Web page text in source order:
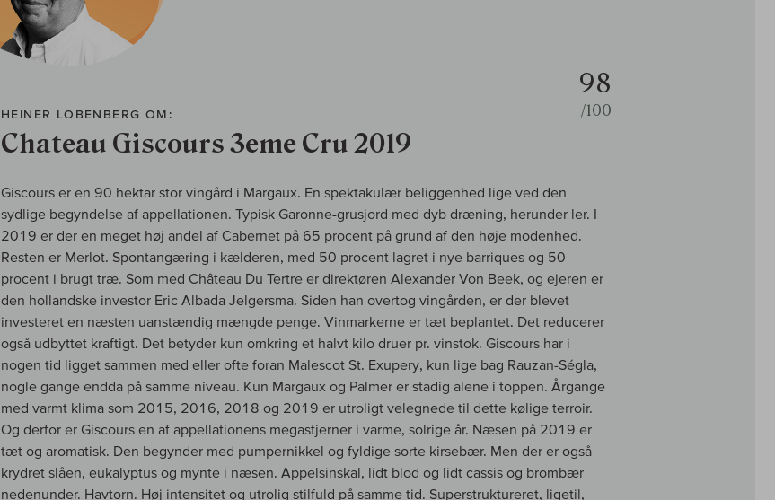
HEINER LOBENBERG OM:
Chateau Giscours 3eme Cru 2019
98
/100
Giscours er en 90 hektar stor vingård i Margaux. En spektakulær beliggenhed lige ved den
sydlige begyndelse af appellationen. Typisk Garonne-grusjord med dyb dræning, herunder ler. I
2019 er der en meget høj andel af Cabernet på 65 procent på grund af den høje modenhed.
Resten er Merlot. Spontangæring i kælderen, med 50 procent lagret i nye barriques og 50
procent i brugt træ. Som med Château Du Tertre er direktøren Alexander Von Beek, og ejeren er
den hollandske investor Eric Albada Jelgersma. Siden han overtog vingården, er der blevet
investeret en næsten uanstændig mængde penge. Vinmarkerne er tæt beplantet. Det reducerer
også udbyttet kraftigt. Det betyder kun omkring et halvt kilo druer pr. vinstok. Giscours har i
nogen tid ligget sammen med eller ofte foran Malescot St. Exupery, kun lige bag Rauzan-Ségla,
nogle gange endda på samme niveau. Kun Margaux og Palmer er stadig alene i toppen. Årgange
med varmt klima som 2015, 2016, 2018 og 2019 er utroligt velegnede til dette kølige terroir.
Og derfor er Giscours en af appellationens megastjerner i varme, solrige år. Næsen på 2019 er
tæt og aromatisk. Den begynder med pumpernikkel og fyldige sorte kirsebær. Men der er også
krydret slåen, eukalyptus og mynte i næsen. Appelsinskal, lidt blod og lidt cassis og brombær
nedenunder. Havtorn. Høj intensitet og utrolig stilfuld på samme tid. Superstruktureret, ligetil,